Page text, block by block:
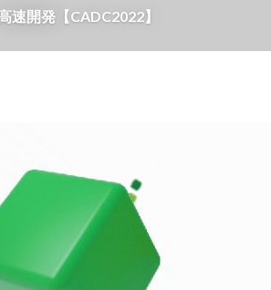
開発【CADC2022】